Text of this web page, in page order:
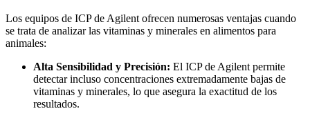
Los equipos de ICP de Agilent ofrecen numerosas ventajas cuando
se trata de analizar las vitaminas y minerales en alimentos para
animales:
Alta Sensibilidad y Precisión: El ICP de Agilent permite
detectar incluso concentraciones extremadamente bajas de
vitaminas y minerales, lo que asegura la exactitud de los
resultados.